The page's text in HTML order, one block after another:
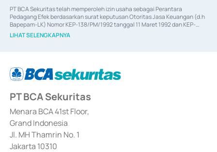
PT BCA Sekuritas telah memperoleh izin usaha sebagai Perantara
Pedagang Efek berdasarkan surat keputusan Otoritas Jasa Keuangan (d.h
Bapepam-LK) Nomor KEP-138/PM/1992 tanggal 11 Maret 1992 dan KEP-
06/D.04/2014 tanggal 28 Februari 2014, izin usaha sebagai Penjamin Emisi
Efek berdasarkan surat keputusan Otoritas Jasa Keuangan Nomor KEP-
berdasarkan surat keputusan Otoritas Jasa Keuangan Nomor S-
67/PM.21/2017 tanggal 3 Februari 2017, dan beberapa izin usaha lainnya
Sertifikat Deposito di Pasar Uang yang izinnya diterbitkan pada tahun 2017
dan izin usaha lainnya dari Bank Indonesia sebagai Lembaga Pendukung
Penerbitan, Transaksi, serta Penatausahaan dan Penyelesaian Transaksi
Surat Berharga Komersial yang izinnya diterbitkan pada tahun 2018.
LIHAT SELENGKAPNYA
PT BCA Sekuritas
Menara BCA 41st Floor,
Grand Indonesia
Jl. MH Thamrin No. 1
Jakarta 10310